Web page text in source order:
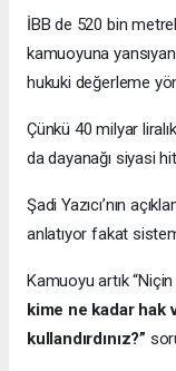
İBB de 520 bin
kamuoyuna
hukuki değerleme
Çünkü 40 milyar
da dayanağı siyasi
Şadi Yazıcı’nın
anlatıyor fakat
Kamuoyu artık
kime ne kadar hak
kullandırdınız?”